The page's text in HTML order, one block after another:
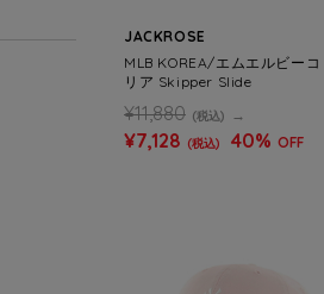
JACKROSE
MLB KOREA/エムエルビーコ
リア Skipper Slide
¥11,880 (税込)
¥7,128 (税込) 40% OFF